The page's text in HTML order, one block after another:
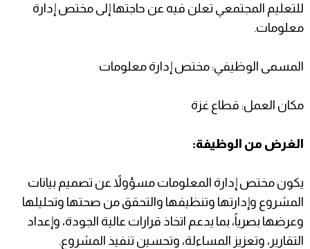
للتعليم المجتمعي تعلن فيه عن حاجتها إلى مختص إدارة
معلومات.
المسمى الوظيفي: مختص إدارة معلومات
مكان العمل: قطاع غزة
الغرض من الوظيفة:
يكون مختص إدارة المعلومات مسؤولاً عن تصميم بيانات
المشروع وإدارتها وتنظيفها والتحقق من صحتها وتحليلها
وعرضها بصرياً، بما يدعم اتخاذ قرارات عالية الجودة، وإعداد
التقارير، وتعزيز المساءلة، وتحسين تنفيذ المشروع.